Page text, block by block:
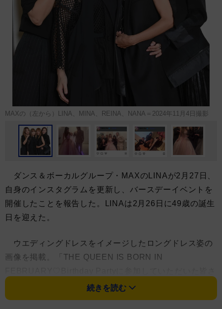
MAXの（左から）LINA、MINA、REINA、NANA＝2024年11月4日撮影
ダンス＆ボーカルグループ・MAXのLINAが2月27日、
自身のインスタグラムを更新し、バースデーイベントを
開催したことを報告した。LINAは2月26日に49歳の誕生
日を迎えた。
ウエディングドレスをイメージしたロングドレス姿の
画像を掲載。「THE QUEEN IS BORN IN
ん ありがとうございました」と感謝を伝えた。「初め
てのファンの皆さんと過ごすお誕生日会 とっても華や
続きを読む